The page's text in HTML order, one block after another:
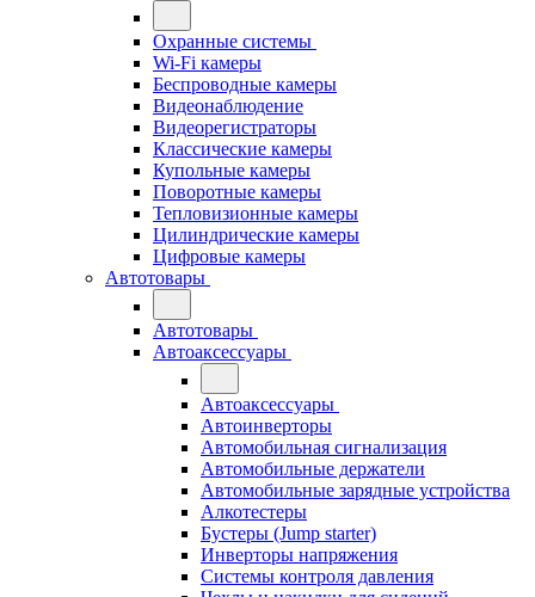
Охранные системы
Wi-Fi камеры
Беспроводные камеры
Видеонаблюдение
Видеорегистраторы
Классические камеры
Купольные камеры
Поворотные камеры
Тепловизионные камеры
Цилиндрические камеры
Цифровые камеры
Автотовары
Автотовары
Автоаксессуары
Автоаксессуары
Автоинверторы
Автомобильная сигнализация
Автомобильные держатели
Автомобильные зарядные устройства
Алкотестеры
Бустеры (Jump starter)
Инверторы напряжения
Системы контроля давления